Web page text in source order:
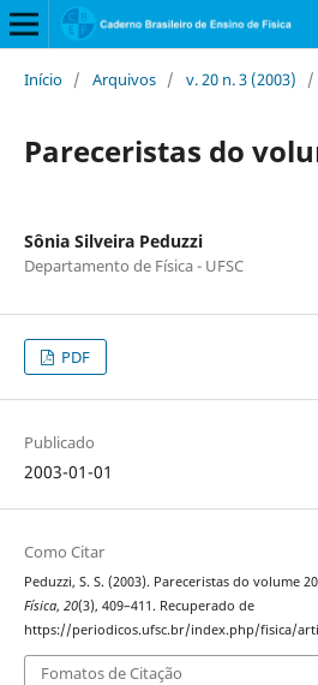
Início / Arquivos / v. 20 n. 3 (2003) /
Pareceristas do
Sônia Silveira Peduzzi
Departamento de Física - UFSC
PDF
Publicado
2003-01-01
Como Citar
Peduzzi, S. S. (2003). Pareceristas do volume
Física, 20(3), 409–411. Recuperado de
https://periodicos.ufsc.br/index.php/fisica/
Fomatos de Citação